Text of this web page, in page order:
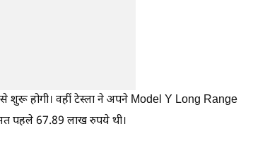
शुरू होगी। वहीं टेस्ला ने अपने Model Y Long Range
पहले 67.89 लाख रुपये थी।